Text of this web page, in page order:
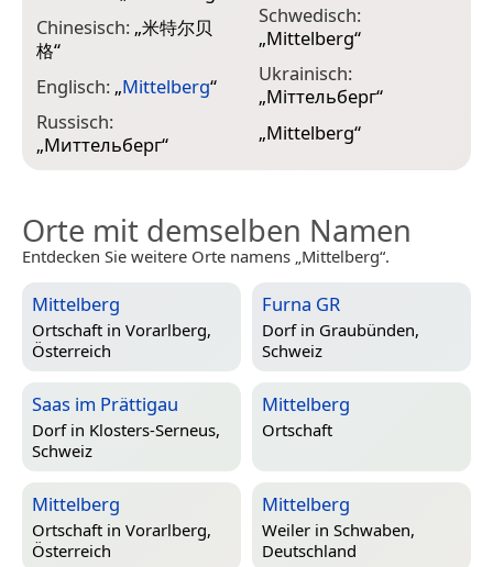
Chinesisch: „米特尔贝
格“
Englisch: „Mittelberg“
Russisch:
„Миттельберг“
Schwedisch:
„Mittelberg“
Ukrainisch:
„Міттельберг“
„Mittelberg“
Orte mit demselben Namen
Entdecken Sie weitere Orte namens „Mittelberg“.
Mittelberg
Ortschaft in Vorarlberg,
Österreich
Furna GR
Dorf in Graubünden,
Schweiz
Saas im Prättigau
Dorf in Klosters-Serneus,
Schweiz
Mittelberg
Ortschaft
Mittelberg
Ortschaft in Vorarlberg,
Österreich
Mittelberg
Weiler in Schwaben,
Deutschland